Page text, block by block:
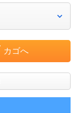
カゴへ